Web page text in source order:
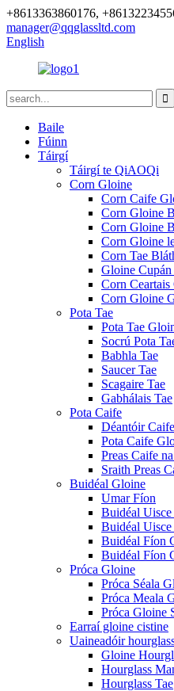
+8613363860176,
manager@qqglassltd.com
English
Baile
Fúinn
Táirgí
Táirgí te QiAOQi
Corn Gloine
Corn Caife
Corn Gloine
Corn Gloine
Corn Gloine
Corn Tae
Gloine Cupán
Corn
Corn Gloine
Pota Tae
Pota Tae
Socrú Pota
Babhla Tae
Saucer Tae
Scagaire Tae
Gabhálais Tae
Pota Caife
Déantóir
Pota Caife
Preas Caife
Sraith Preas
Buidéal Gloine
Umar Fíon
Buidéal
Buidéal
Buidéal Fíon
Buidéal Fíon
Próca Gloine
Próca Séala
Próca Meala
Próca Gloine
Earraí gloine cistine
Uaineadóir
Gloine
Hourglass
Hourglass Tae